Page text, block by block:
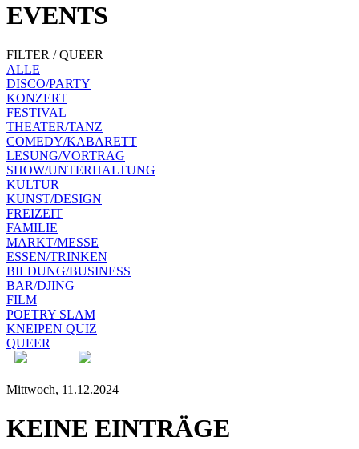
EVENTS
FILTER / QUEER
ALLE
DISCO/PARTY
KONZERT
FESTIVAL
THEATER/TANZ
COMEDY/KABARETT
LESUNG/VORTRAG
SHOW/UNTERHALTUNG
KULTUR
KUNST/DESIGN
FREIZEIT
FAMILIE
MARKT/MESSE
ESSEN/TRINKEN
BILDUNG/BUSINESS
BAR/DJING
FILM
POETRY SLAM
KNEIPEN QUIZ
QUEER
Mittwoch, 11.12.2024
KEINE EINTRÄGE